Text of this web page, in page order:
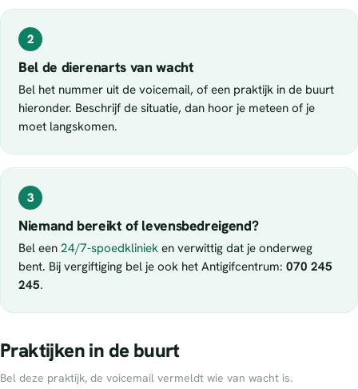
2
Bel de dierenarts van wacht
Bel het nummer uit de voicemail, of een praktijk in de buurt
hieronder. Beschrijf de situatie, dan hoor je meteen of je
moet langskomen.
3
Niemand bereikt of levensbedreigend?
Bel een 24/7-spoedkliniek en verwittig dat je onderweg
bent. Bij vergiftiging bel je ook het Antigifcentrum: 070 245
245.
Praktijken in de buurt
Bel deze praktijk, de voicemail vermeldt wie van wacht is.